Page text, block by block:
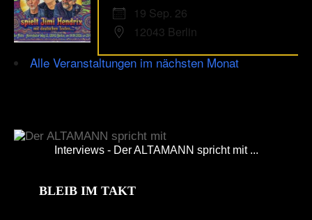
19 Sep. 26
12043 Berlin
Alle Veranstaltungen im nächsten Monat
Interviews - Der ALTAMANN spricht mit ...
BLEIB IM TAKT